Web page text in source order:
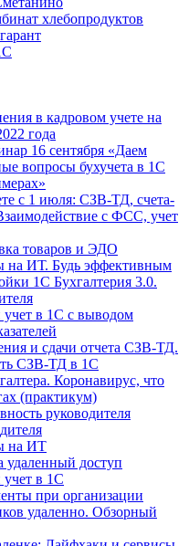
хлебопродуктов
в кадровом учете на
года
16 сентября «Даем
вопросы бухучета в 1С
с 1 июля: СЗВ-ТД, счета-
с ФСС, учет
товаров и ЭДО
на ИТ. Будь эффективным
1С Бухгалтерия 3.0.
учет в 1С с выводом
и сдачи отчета СЗВ-ТД.
СЗВ-ТД в 1С
Коронавирус, что
(практикум)
руководителя
на ИТ
удаленный доступ
учет в 1С
при организации
удаленно. Обзорный